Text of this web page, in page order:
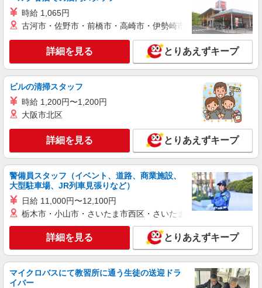
キープ 詳細を見る
株式会社トラストグロース 新宿本社 第1営業部
サービス付き高齢者向け住宅での看護師
時給：2000円〜2100円 ※資格や経験などによ
茨城県古河市
キープ 詳細を見る
派遣社員
株式会社kotrio /●SI-H-2076273
≪古河駅≫16時帰宅もOK♪病院で補助だけの
まったり作業
時給1600円〜2250円 ＜日払い有/週払い有/交
古河市
キープ 詳細を見る
時給 1,065円
古河市・佐野市・前橋市・高崎市・伊勢崎市・太田市・館林市
詳細を見る とりあえずキープ
ビルの清掃スタッフ
時給 1,200円〜1,200円
大阪市北区
詳細を見る とりあえずキープ
警備員スタッフ（イベント、道路、商業施設、
大型駐車場、JR列車見張りなど）
日給 11,000円〜12,100円
栃木市・小山市・さいたま市西区・さいたま市岩槻区・久喜市・
詳細を見る とりあえずキープ
マイクロバスにて教習所に通う生徒の送迎ドラ
イバー